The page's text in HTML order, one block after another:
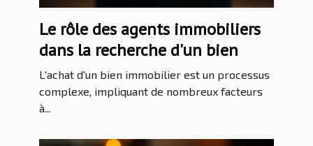
Le rôle des agents immobiliers
dans la recherche d'un bien
L'achat d'un bien immobilier est un processus
complexe, impliquant de nombreux facteurs
à...